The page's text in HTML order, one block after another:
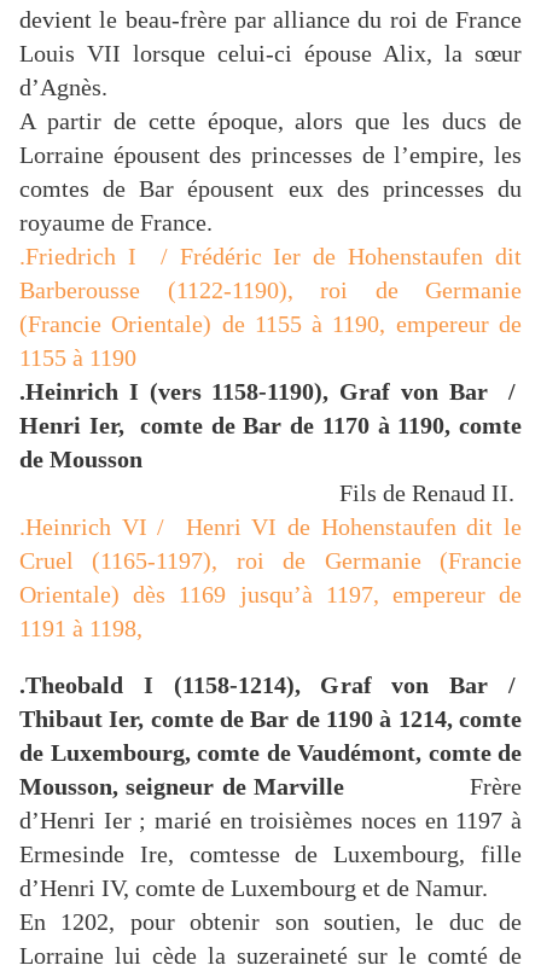
devient le beau-frère par alliance du roi de France
Louis VII lorsque celui-ci épouse Alix, la sœur
d’Agnès.
A partir de cette époque, alors que les ducs de
Lorraine épousent des princesses de l’empire, les
comtes de Bar épousent eux des princesses du
royaume de France.
.Friedrich I / Frédéric Ier de Hohenstaufen dit
Barberousse (1122-1190), roi de Germanie
(Francie Orientale) de 1155 à 1190, empereur de
1155 à 1190
.Heinrich I (vers 1158-1190), Graf von Bar /
Henri Ier, comte de Bar de 1170 à 1190, comte
de Mousson
Fils de Renaud II.
.Heinrich VI / Henri VI de Hohenstaufen dit le
Cruel (1165-1197), roi de Germanie (Francie
Orientale) dès 1169 jusqu’à 1197, empereur de
1191 à 1198,
.Theobald I (1158-1214), Graf von Bar /
Thibaut Ier, comte de Bar de 1190 à 1214, comte
de Luxembourg, comte de Vaudémont, comte de
Mousson, seigneur de Marville Frère
d’Henri Ier ; marié en troisièmes noces en 1197 à
Ermesinde Ire, comtesse de Luxembourg, fille
d’Henri IV, comte de Luxembourg et de Namur.
En 1202, pour obtenir son soutien, le duc de
Lorraine lui cède la suzeraineté sur le comté de